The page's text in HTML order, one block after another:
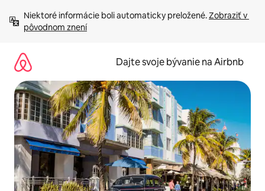
obsah.
Niektoré informácie boli automaticky preložené. Zobraziť v
pôvodnom znení
Dajte svoje bývanie na Airbnb